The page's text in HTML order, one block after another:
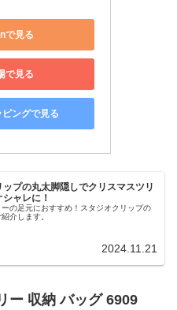
で見る
で見る
ングで見る
ップの丸太脚隠しでクリスマスツリ
ャレに！
の足元におすすめ！スタジオクリップの
介します。
2024.11.21
ー 収納 バッグ 6909